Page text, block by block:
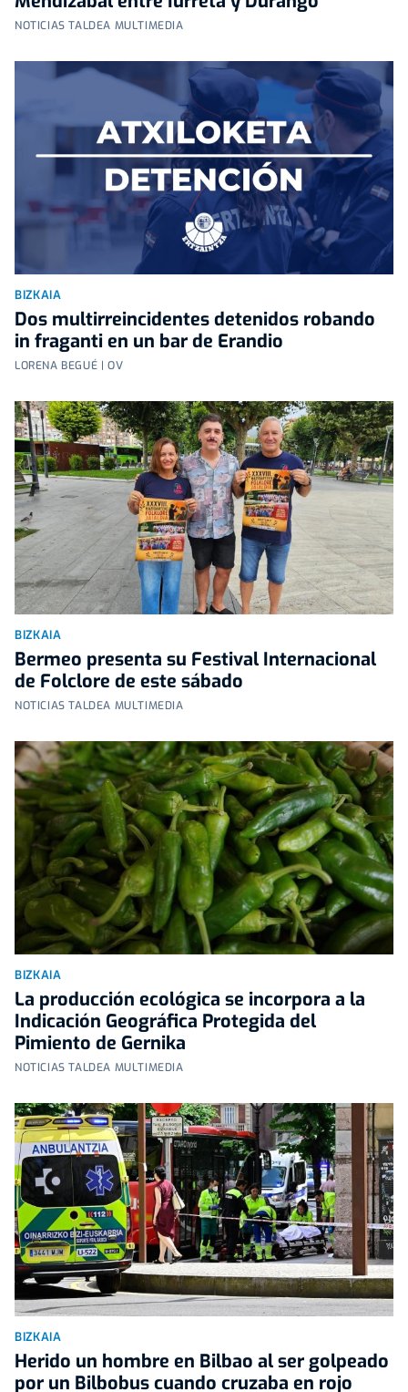
NOTICIAS TALDEA MULTIMEDIA
BIZKAIA
Dos multirreincidentes detenidos robando
in fraganti en un bar de Erandio
LORENA BEGUÉ | OV
BIZKAIA
Bermeo presenta su Festival Internacional
de Folclore de este sábado
NOTICIAS TALDEA MULTIMEDIA
BIZKAIA
La producción ecológica se incorpora a la
Indicación Geográfica Protegida del
Pimiento de Gernika
NOTICIAS TALDEA MULTIMEDIA
BIZKAIA
Herido un hombre en Bilbao al ser golpeado
por un Bilbobus cuando cruzaba en rojo